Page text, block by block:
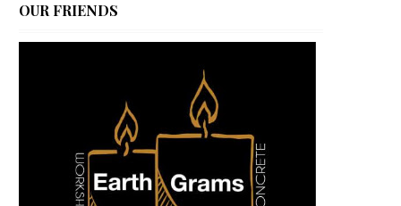
OUR FRIENDS